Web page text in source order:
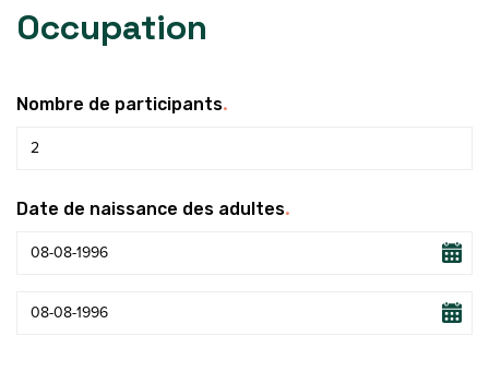
Occupation
Nombre de participants.
Date de naissance des adultes.